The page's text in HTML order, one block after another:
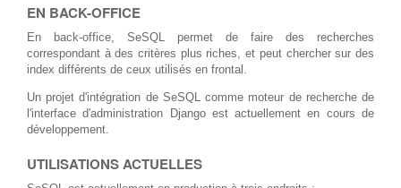
EN BACK-OFFICE
En back-office, SeSQL permet de faire des recherches
correspondant à des critères plus riches, et peut chercher sur des
index différents de ceux utilisés en frontal.
Un projet d'intégration de SeSQL comme moteur de recherche de
l'interface d'administration Django est actuellement en cours de
développement.
UTILISATIONS ACTUELLES